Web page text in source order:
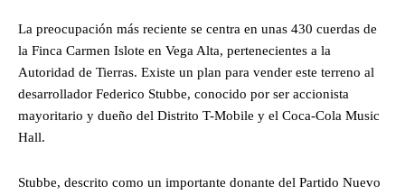
La preocupación más reciente se centra en unas 430 cuerdas de
la Finca Carmen Islote en Vega Alta, pertenecientes a la
Autoridad de Tierras. Existe un plan para vender este terreno al
desarrollador Federico Stubbe, conocido por ser accionista
mayoritario y dueño del Distrito T-Mobile y el Coca-Cola Music
Hall.
Stubbe, descrito como un importante donante del Partido Nuevo